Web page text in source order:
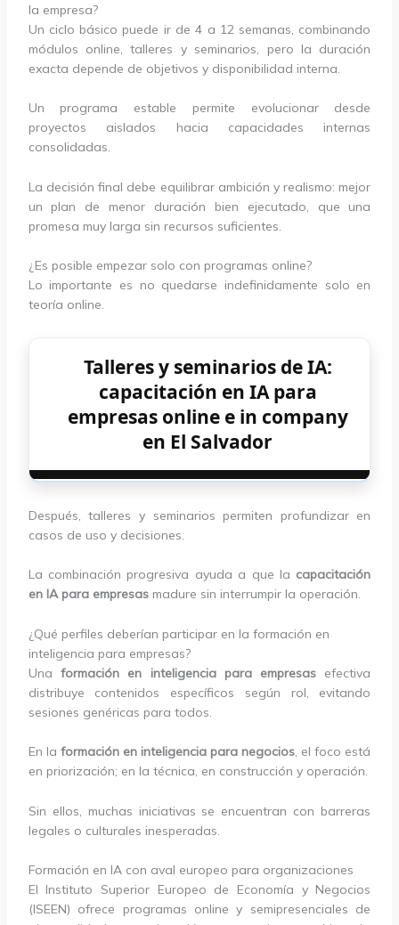
la empresa?
Un ciclo básico puede ir de 4 a 12 semanas, combinando
módulos online, talleres y seminarios, pero la duración
exacta depende de objetivos y disponibilidad interna.
Un programa estable permite evolucionar desde
proyectos aislados hacia capacidades internas
consolidadas.
La decisión final debe equilibrar ambición y realismo: mejor
un plan de menor duración bien ejecutado, que una
promesa muy larga sin recursos suficientes.
¿Es posible empezar solo con programas online?
Lo importante es no quedarse indefinidamente solo en
teoría online.
Talleres y seminarios de IA:
capacitación en IA para
empresas online e in company
en El Salvador
Después, talleres y seminarios permiten profundizar en
casos de uso y decisiones.
La combinación progresiva ayuda a que la capacitación
en IA para empresasmadure sin interrumpir la operación.
¿Qué perfiles deberían participar en la formación en
inteligencia para empresas?
Una formación en inteligencia para empresas efectiva
distribuye contenidos específicos según rol, evitando
sesiones genéricas para todos.
En la formación en inteligencia para negocios, el foco está
en priorización; en la técnica, en construcción y operación.
Sin ellos, muchas iniciativas se encuentran con barreras
legales o culturales inesperadas.
Formación en IA con aval europeo para organizaciones
El Instituto Superior Europeo de Economía y Negocios
(ISEEN) ofrece programas online y semipresenciales de